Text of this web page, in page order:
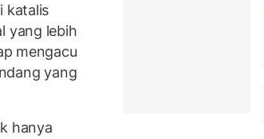
katalis
yang lebih
mengacu
yang
hanya